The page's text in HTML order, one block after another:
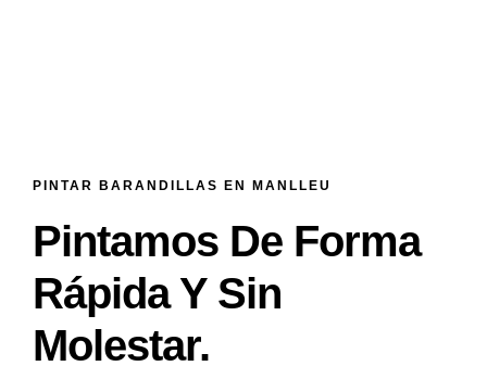
PINTAR BARANDILLAS EN MANLLEU
Pintamos De Forma
Rápida Y Sin
Molestar.